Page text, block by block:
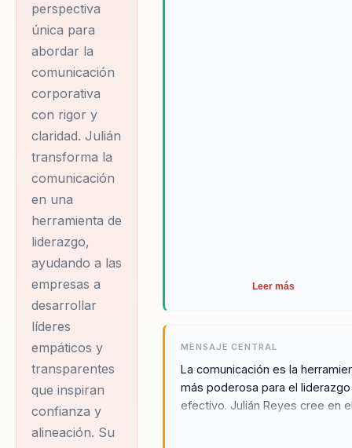
perspectiva
única para
abordar la
comunicación
corporativa
con rigor y
claridad. Julián
transforma la
comunicación
en una
herramienta de
liderazgo,
ayudando a las
empresas a
desarrollar
líderes
empáticos y
transparentes
que inspiran
confianza y
alineación. Su
Leer más
MENSAJE CENTRAL
La comunicación es la
más poderosa para el liderazgo
efectivo. Julián Reyes cree en